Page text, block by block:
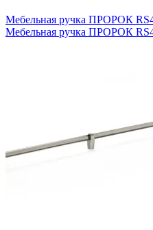
Мебельная ручка ПРОРОК
Мебельная ручка ПРОРОК